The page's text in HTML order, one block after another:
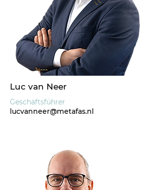
Luc van Neer
Geschäftsführer
lucvanneer@metafas.nl